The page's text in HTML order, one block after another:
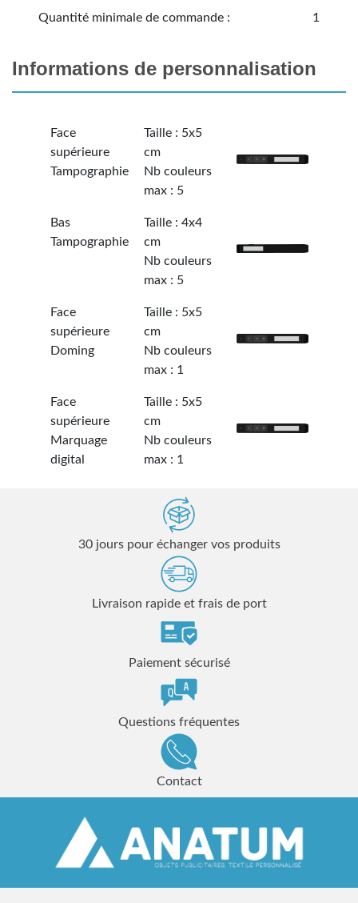
Quantité minimale de commande : 1
Informations de personnalisation
Face
supérieure
Tampographie
Taille : 5x5
cm
Nb couleurs
max : 5
Bas
Tampographie
Taille : 4x4
cm
Nb couleurs
max : 5
Face
supérieure
Doming
Taille : 5x5
cm
Nb couleurs
max : 1
Face
supérieure
Marquage
digital
Taille : 5x5
cm
Nb couleurs
max : 1
30 jours pour échanger vos produits
Livraison rapide et frais de port
Paiement sécurisé
Questions fréquentes
Contact